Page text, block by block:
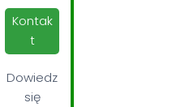
Kontak
t
Dowiedz
się